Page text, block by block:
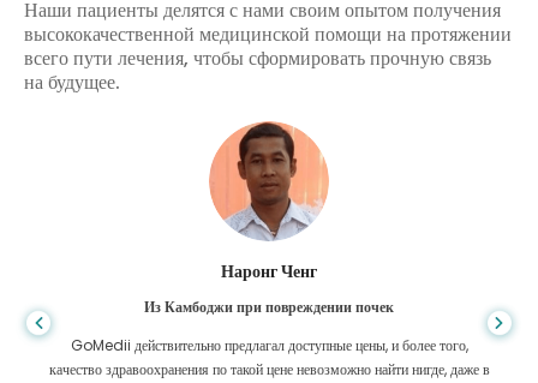
Наши пациенты делятся с нами своим опытом получения
высококачественной медицинской помощи на протяжении
всего пути лечения, чтобы сформировать прочную связь
на будущее.
и более того,
нигде, даже в
Из Бангладеш для гастроэнтерологии
Я поблагодарил своего сына и блестящую команду
помогли мне в моем путешествии из Бангладеш в Индию